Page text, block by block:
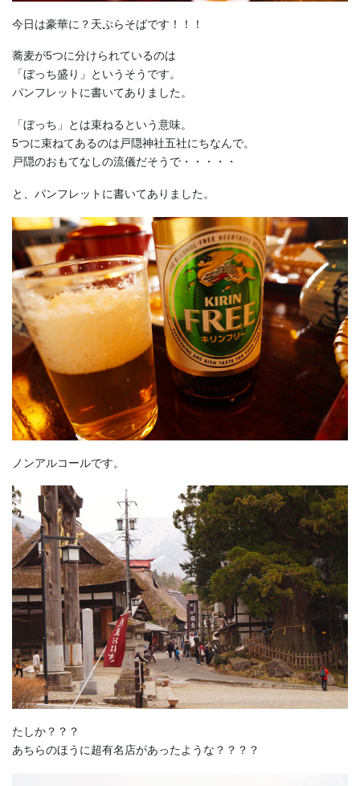
今日は豪華に？天ぷらそばです！！！
蕎麦が5つに分けられているのは
「ぼっち盛り」というそうです。
パンフレットに書いてありました。
「ぼっち」とは束ねるという意味。
5つに束ねてあるのは戸隠神社五社にちなんで。
戸隠のおもてなしの流儀だそうで・・・・・
と、パンフレットに書いてありました。
ノンアルコールです。
たしか？？？
あちらのほうに超有名店があったような？？？？